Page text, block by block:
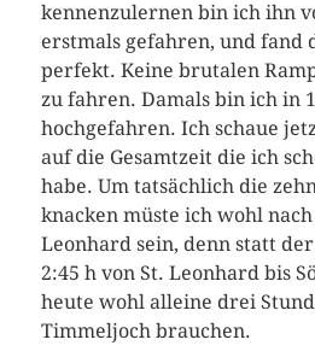
kennenzulernen bin ich ihn
erstmals gefahren, und fand
perfekt. Keine brutalen
zu fahren. Damals bin ich in
hochgefahren. Ich schaue
auf die Gesamtzeit die ich
habe. Um tatsächlich die
knacken müste ich wohl
Leonhard sein, denn statt
2:45 h von St. Leonhard bis
heute wohl alleine drei
Timmeljoch brauchen.